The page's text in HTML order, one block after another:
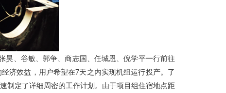
昊、谷敏、郭争、商志国、任城恩、倪学平一行前往
济效益，用户希望在7天之内实现机组运行投产。了
制定了详细周密的工作计划。由于项目组住宿地点距